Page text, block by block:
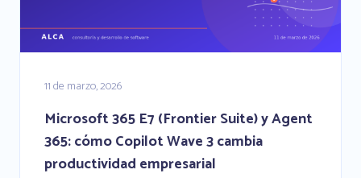
11 de marzo, 2026
Microsoft 365 E7 (Frontier Suite) y Agent
365: cómo Copilot Wave 3 cambia
productividad empresarial